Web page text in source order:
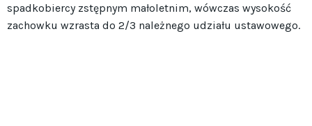
spadkobiercy zstępnym małoletnim, wówczas wysokość
zachowku wzrasta do 2/3 należnego udziału ustawowego.